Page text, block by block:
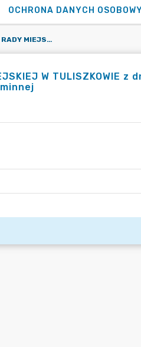
OCHRONA DANYCH
UCHWAŁA NR 0007.83.2024 RADY MIEJSKIEJ W TULISZKOWIE Z DNIA 12 LISTOPADA 2024 R. W SPRAWIE ZALICZENIA DROGI DO KATEGORII DROGI GMINNEJ
W TULISZKOWIE